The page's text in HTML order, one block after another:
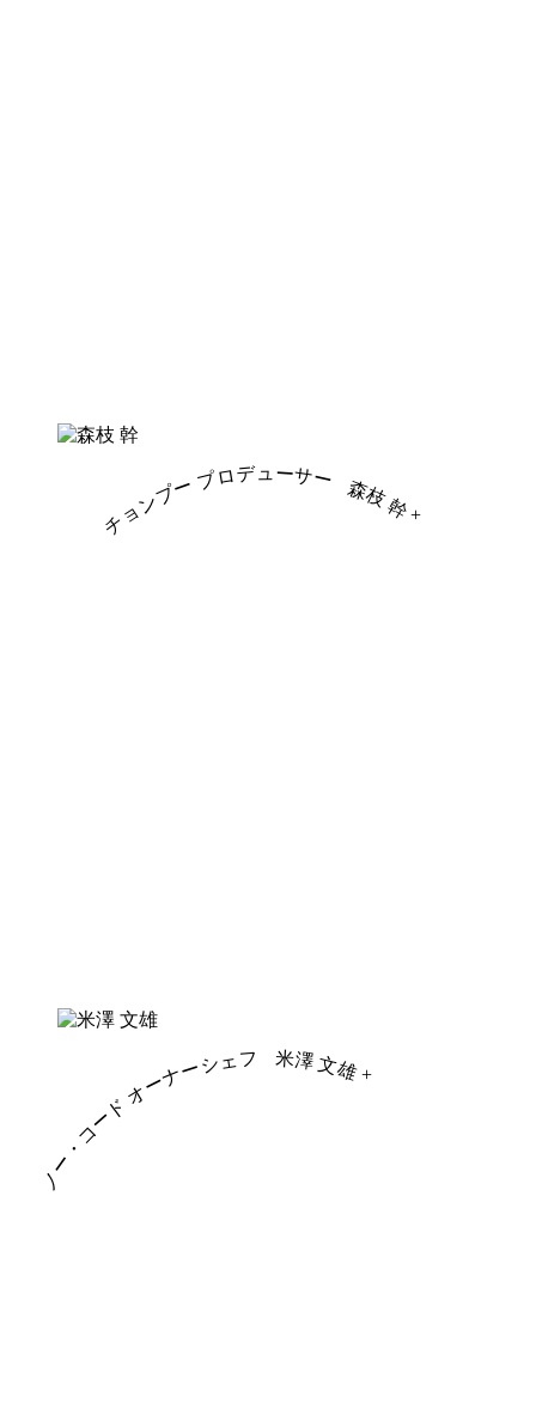
チョンプー プロデューサー 森枝 幹+
ノー・コード オーナーシェフ 米澤 文雄+